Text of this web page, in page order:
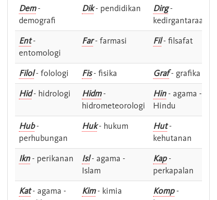
Dem-
demografi
Dik- pendidikan Dirg-
kedirgantaraan
Ent-
entomologi
Far- farmasi Fil- filsafat
Filol- folologi Fis- fisika Graf- grafika
Hid- hidrologi Hidm-
hidrometeorologi
Hin- agama -
Hindu
Hub-
perhubungan
Huk- hukum Hut-
kehutanan
Ikn- perikanan Isl- agama -
Islam
Kap-
perkapalan
Kat- agama -
Kim- kimia Komp-